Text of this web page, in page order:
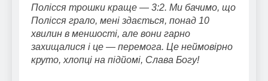
Полісся трошки краще — 3:2. Ми бачимо, що
Полісся грало, мені здається, понад 10
хвилин в меншості, але вони гарно
захищалися і це — перемога. Це неймовірно
круто, хлопці на підйомі, Слава Богу!